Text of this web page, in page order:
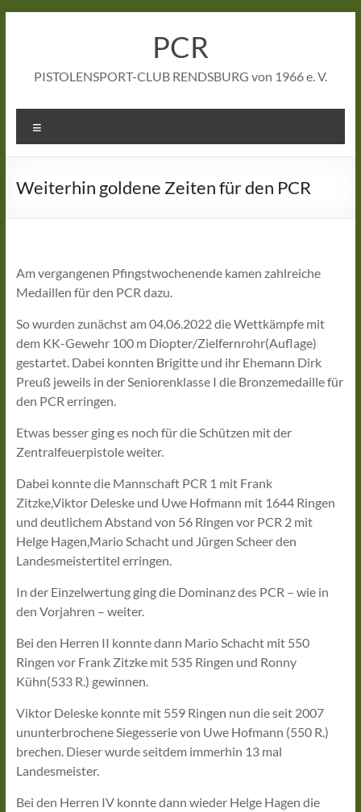
PCR
PISTOLENSPORT-CLUB RENDSBURG von 1966 e. V.
Weiterhin goldene Zeiten für den PCR
Am vergangenen Pfingstwochenende kamen zahlreiche
Medaillen für den PCR dazu.
So wurden zunächst am 04.06.2022 die Wettkämpfe mit
dem KK-Gewehr 100 m Diopter/Zielfernrohr(Auflage)
gestartet. Dabei konnten Brigitte und ihr Ehemann Dirk
Preuß jeweils in der Seniorenklasse I die Bronzemedaille für
den PCR erringen.
Etwas besser ging es noch für die Schützen mit der
Zentralfeuerpistole weiter.
Dabei konnte die Mannschaft PCR 1 mit Frank
Zitzke,Viktor Deleske und Uwe Hofmann mit 1644 Ringen
und deutlichem Abstand von 56 Ringen vor PCR 2 mit
Helge Hagen,Mario Schacht und Jürgen Scheer den
Landesmeistertitel erringen.
In der Einzelwertung ging die Dominanz des PCR – wie in
den Vorjahren – weiter.
Bei den Herren II konnte dann Mario Schacht mit 550
Ringen vor Frank Zitzke mit 535 Ringen und Ronny
Kühn(533 R.) gewinnen.
Viktor Deleske konnte mit 559 Ringen nun die seit 2007
ununterbrochene Siegesserie von Uwe Hofmann (550 R.)
brechen. Dieser wurde seitdem immerhin 13 mal
Landesmeister.
Bei den Herren IV konnte dann wieder Helge Hagen die